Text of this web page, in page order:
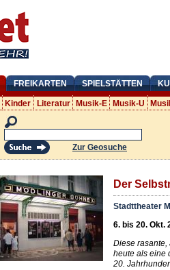
FREIKARTEN SPIELSTÄTTEN
Kinder Literatur Musik-E Musik-U
Zur Geosuche
Der
Stadttheater
6. bis 20. Okt.
Diese rasante,
heute als eine
20.